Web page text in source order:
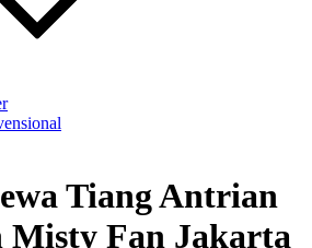
Tiang Antrian
Misty Fan Jakarta